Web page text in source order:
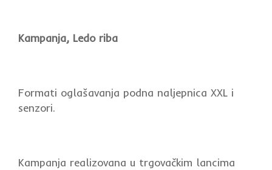
Kampanja, Ledo riba
Formati oglašavanja podna naljepnica XXL i
senzori.
Kampanja realizovana u trgovačkim lancima